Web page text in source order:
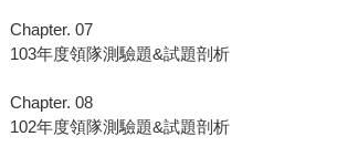
Chapter. 07
103年度領隊測驗題&試題剖析
Chapter. 08
102年度領隊測驗題&試題剖析